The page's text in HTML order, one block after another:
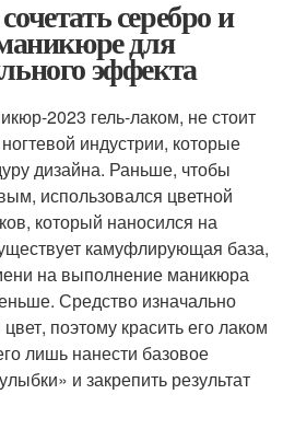
серебро и
для
эффекта
2023 гель-лаком, не стоит
индустрии, которые
дизайна. Раньше, чтобы
использовался цветной
который наносился на
камуфлирующая база,
на выполнение маникюра
Средство изначально
поэтому красить его лаком
лишь нанести базовое
и закрепить результат